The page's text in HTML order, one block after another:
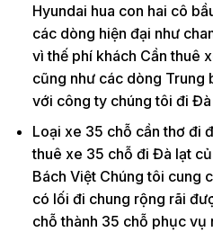
Hyundai hua con hai cô
các dòng hiện đại như
vì thế phí khách Cần thuê
cũng như các dòng Trung
với công ty chúng tôi đi Đà
Loại xe 35 chỗ cần thơ đi
thuê xe 35 chỗ đi Đà lạt
Bách Việt Chúng tôi cung
có lối đi chung rộng rãi
chỗ thành 35 chỗ phục